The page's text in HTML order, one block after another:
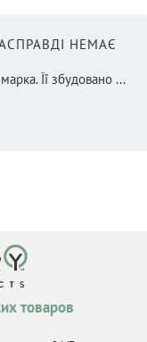
НЕМАЄ
Її збудовано ...
товаров